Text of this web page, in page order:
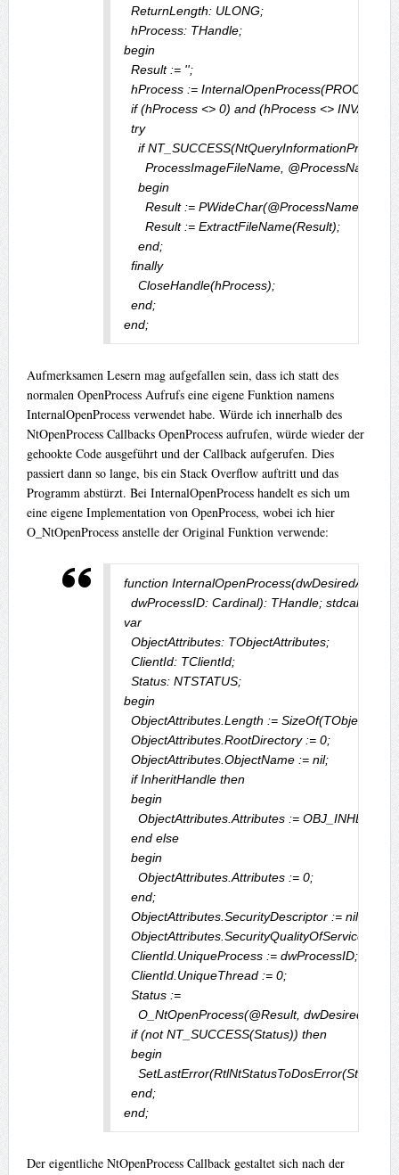
  ReturnLength: ULONG;
  hProcess: THandle;
begin
  Result := '';
hProcess :=
if (hProcess <> 0) and (hProcess <>
  try
if
ProcessImageFileName,
    begin
      Result := PWideChar(@ProcessName[0]);
      Result := ExtractFileName(Result);
    end;
  finally
    CloseHandle(hProcess);
  end;
end;
Aufmerksamen Lesern mag aufgefallen sein, dass ich statt des
normalen OpenProcess Aufrufs eine eigene Funktion namens
InternalOpenProcess verwendet habe. Würde ich innerhalb des
NtOpenProcess Callbacks OpenProcess aufrufen, würde wieder der
gehookte Code ausgeführt und der Callback aufgerufen. Dies
passiert dann so lange, bis ein Stack Overflow auftritt und das
Programm abstürzt. Bei InternalOpenProcess handelt es sich um
eine eigene Implementation von OpenProcess, wobei ich hier
O_NtOpenProcess anstelle der Original Funktion verwende:
function
  dwProcessID: Cardinal): THandle; stdcall;
var
  ObjectAttributes: TObjectAttributes;
  ClientId: TClientId;
  Status: NTSTATUS;
begin
ObjectAttributes.Length :=
  ObjectAttributes.RootDirectory := 0;
  ObjectAttributes.ObjectName := nil;
  if InheritHandle then
  begin
    ObjectAttributes.Attributes := OBJ_INHERIT;
  end else
  begin
    ObjectAttributes.Attributes := 0;
  end;
  ObjectAttributes.SecurityDescriptor := nil;
  ObjectAttributes.SecurityQualityOfService := nil;
  ClientId.UniqueProcess := dwProcessID;
  ClientId.UniqueThread := 0;
  Status :=
O_NtOpenProcess(@Result,
  if (not NT_SUCCESS(Status)) then
  begin
    SetLastError(RtlNtStatusToDosError(Status));
  end;
end;
Der eigentliche NtOpenProcess Callback gestaltet sich nach der